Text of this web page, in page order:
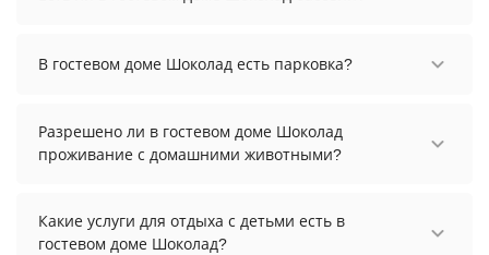
сезонный бассейн.
В гостевом доме Шоколад есть парковка?
уточните информацию перед бронированием у
менеджера, возможно, услуга оплачивается
Разрешено ли в гостевом доме Шоколад
проживание с домашними животными?
разрешено. Однако, это может оплачиваться
дополнительно.
Какие услуги для отдыха с детьми есть в
гостевом доме Шоколад?